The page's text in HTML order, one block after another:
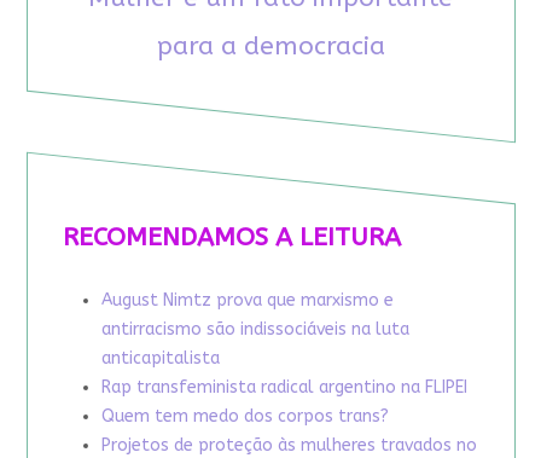
para a democracia
RECOMENDAMOS A LEITURA
August Nimtz prova que marxismo e
antirracismo são indissociáveis na luta
anticapitalista
Rap transfeminista radical argentino na FLIPEI
Quem tem medo dos corpos trans?
Projetos de proteção às mulheres travados no